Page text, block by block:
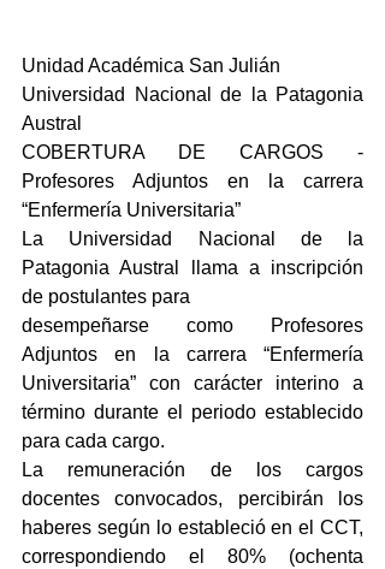
Unidad Académica San Julián
Universidad Nacional de la Patagonia
Austral
COBERTURA DE CARGOS -
Profesores Adjuntos en la carrera
“Enfermería Universitaria”
La Universidad Nacional de la
Patagonia Austral llama a inscripción
de postulantes para
desempeñarse como Profesores
Adjuntos en la carrera “Enfermería
Universitaria” con carácter interino a
término durante el periodo establecido
para cada cargo.
La remuneración de los cargos
docentes convocados, percibirán los
haberes según lo estableció en el CCT,
correspondiendo el 80% (ochenta